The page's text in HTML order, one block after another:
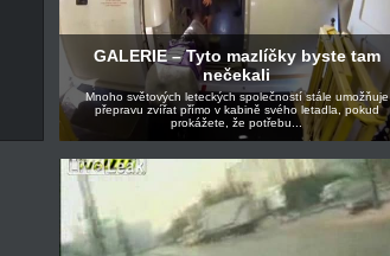
GALERIE – Tyto mazlíčky byste tam
nečekali
Mnoho světových leteckých společností stále umožňuje
přepravu zvířat přímo v kabině svého letadla, pokud
prokážete, že potřebu...